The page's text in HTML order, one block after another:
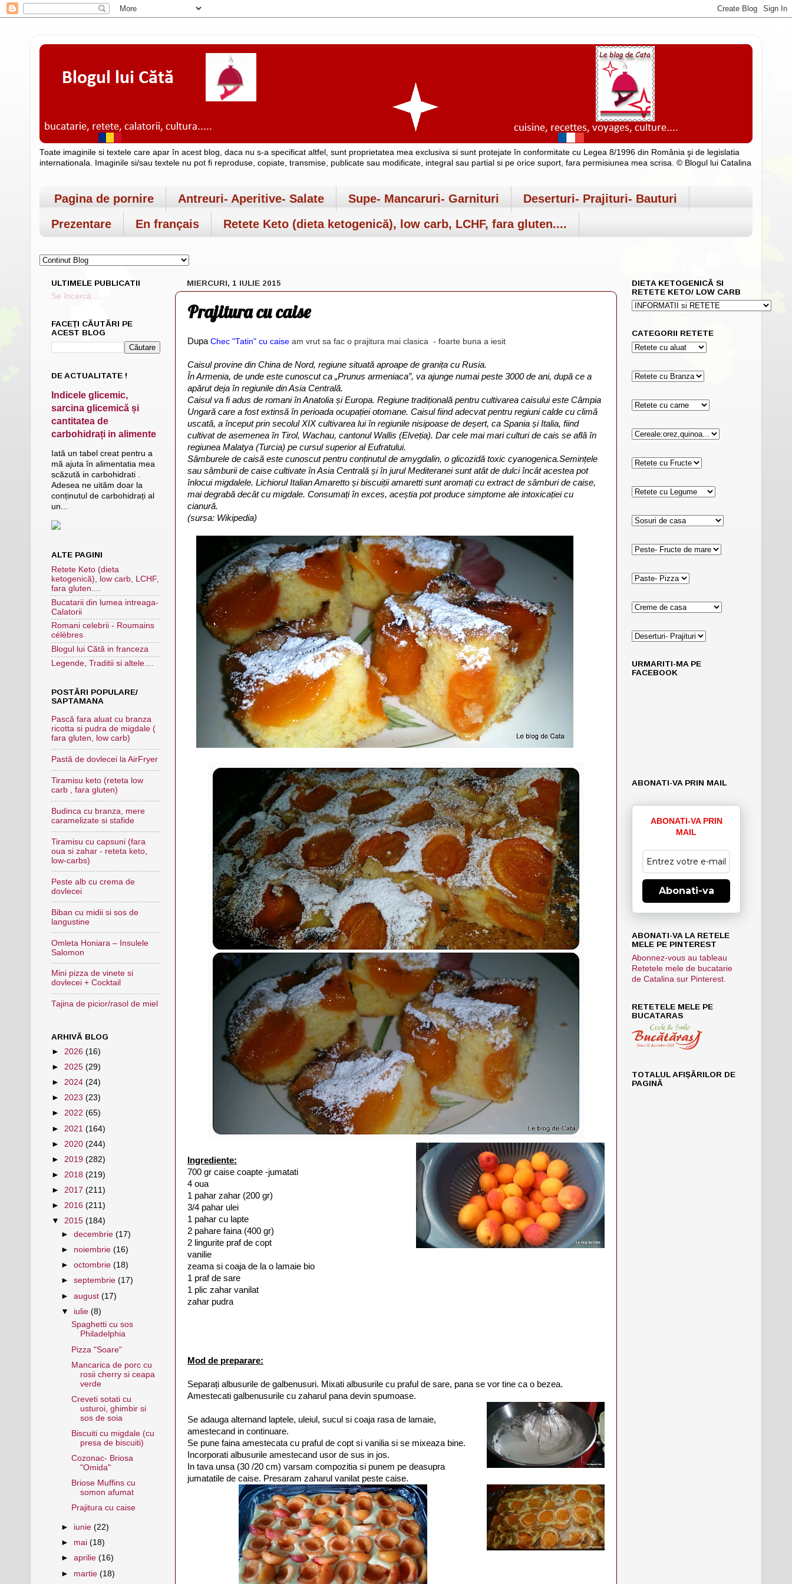
Toate imaginile si textele care apar în acest blog, daca nu s-a specificat altfel, sunt proprietatea mea exclusiva si sunt protejate în conformitate cu Legea 8/1996 din România şi de legislatia
internationala. Imaginile si/sau textele nu pot fi reproduse, copiate, transmise, publicate sau modificate, integral sau partial si pe orice suport, fara permisiunea mea scrisa. © Blogul lui Catalina
Pagina de pornire Antreuri- Aperitive- Salate Supe- Mancaruri- Garnituri
Deserturi- Prajituri- Bauturi
Prezentare
En français Retete Keto (dieta ketogenică), low carb, LCHF, fara gluten....
MIERCURI, 1 IULIE 2015
Prajitura cu caise
Dupa Chec "Tatin" cu caise am vrut sa fac o prajitura mai clasica - foarte buna a iesit
Caisul provine din China de Nord, regiune situată aproape de granița cu Rusia.
În Armenia, de unde este cunoscut ca „Prunus armeniaca”, va ajunge numai peste 3000 de ani, după ce a
apărut deja în regiunile din Asia Centrală.
Caisul va fi adus de romani în Anatolia și Europa. Regiune tradițională pentru cultivarea caisului este Câmpia
Ungară care a fost extinsă în perioada ocupației otomane. Caisul fiind adecvat pentru regiuni calde cu climă
uscată, a început prin secolul XIX cultivarea lui în regiunile nisipoase de deșert, ca Spania și Italia, fiind
cultivat de asemenea în Tirol, Wachau, cantonul Wallis (Elveția). Dar cele mai mari culturi de cais se află în
regiunea Malatya (Turcia) pe cursul superior al Eufratului.
Sâmburele de caisă este cunoscut pentru conținutul de amygdalin, o glicozidă toxic cyanogenica.Semințele
sau sâmburii de caise cultivate în Asia Centrală și în jurul Mediteranei sunt atât de dulci încât acestea pot
înlocui migdalele. Lichiorul Italian Amaretto și biscuiții amaretti sunt aromați cu extract de sâmburi de caise,
mai degrabă decât cu migdale. Consumați în exces, aceștia pot produce simptome ale intoxicației cu
cianură.
(sursa: Wikipedia)
Ingrediente:
700 gr caise coapte -jumatati
4 oua
1 pahar zahar (200 gr)
3/4 pahar ulei
1 pahar cu lapte
2 pahare faina (400 gr)
2 lingurite praf de copt
vanilie
zeama si coaja de la o lamaie bio
1 praf de sare
1 plic zahar vanilat
zahar pudra
Mod de preparare:
Separați albusurile de galbenusuri. Mixati albusurile cu praful de sare, pana se vor tine ca o bezea.
Amestecati galbenusurile cu zaharul pana devin spumoase.
Se adauga alternand laptele, uleiul, sucul si coaja rasa de lamaie,
amestecand in continuare.
Se pune faina amestecata cu praful de copt si vanilia si se mixeaza bine.
Incorporati albusurile amestecand usor de sus in jos.
In tava unsa (30 /20 cm) varsam compozitia si punem pe deasupra
jumatatile de caise. Presaram zaharul vanilat peste caise.
ULTIMELE PUBLICATII
Se încarcă...
FACEȚI CĂUTĂRI PE
ACEST BLOG
DE ACTUALITATE !
Indicele glicemic,
sarcina glicemică și
cantitatea de
carbohidrați in alimente
Iată un tabel creat pentru a
mă ajuta în alimentatia mea
scăzută in carbohidrati .
Adesea ne uităm doar la
conținutul de carbohidrați al
un...
ALTE PAGINI
Retete Keto (dieta
ketogenică), low carb, LCHF,
fara gluten....
Bucatarii din lumea intreaga-
Calatorii
Romani celebrii - Roumains
célèbres
Blogul lui Cătă in franceza
Legende, Traditii si altele....
POSTĂRI POPULARE/
SAPTAMANA
Pască fara aluat cu branza
ricotta si pudra de migdale (
fara gluten, low carb)
Pastă de dovlecei la AirFryer
Tiramisu keto (reteta low
carb , fara gluten)
Budinca cu branza, mere
caramelizate si stafide
Tiramisu cu capsuni (fara
oua si zahar - reteta keto,
low-carbs)
Peste alb cu crema de
dovlecei
Biban cu midii si sos de
langustine
Omleta Honiara – Insulele
Salomon
Mini pizza de vinete si
dovlecei + Cocktail
Tajina de picior/rasol de miel
ARHIVĂ BLOG
► 2026 (16)
► 2025 (29)
► 2024 (24)
► 2023 (23)
► 2022 (65)
► 2021 (164)
► 2020 (244)
► 2019 (282)
► 2018 (219)
► 2017 (211)
► 2016 (211)
▼ 2015 (184)
►decembrie(17)
► noiembrie(16)
►octombrie(18)
►septembrie(17)
►august(17)
▼ iulie(8)
Spaghetti cu sos
Philadelphia
Pizza "Soare"
Mancarica de porc cu
rosii cherry si ceapa
verde
Creveti sotati cu
usturoi, ghimbir si
sos de soia
Biscuiti cu migdale (cu
presa de biscuiti)
Cozonac- Briosa
"Omida"
Briose Muffins cu
somon afumat
Prajitura cu caise
► iunie(22)
► mai(18)
►aprilie(16)
► martie(18)
DIETA KETOGENICĂ SI
RETETE KETO/ LOW CARB
CATEGORII RETETE
URMARITI-MA PE
FACEBOOK
ABONATI-VA PRIN MAIL
ABONATI-VA PRIN
MAIL
Abonati-va
ABONATI-VA LA RETELE
MELE PE PINTEREST
Abonnez-vous au tableau
Retetele mele de bucatarie
de Catalina sur Pinterest.
RETETELE MELE PE
BUCATARAS
TOTALUL AFIȘĂRILOR DE
PAGINĂ